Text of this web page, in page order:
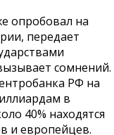
опробовал на
передает
сомнений.
РФ на
в
40% находятся
и европейцев.